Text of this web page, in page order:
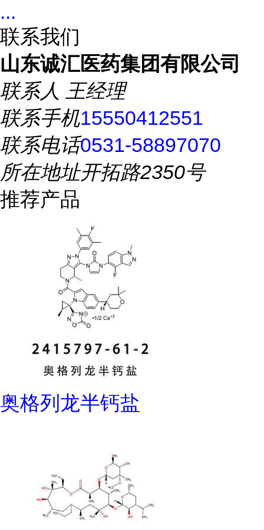
...
联系我们
山东诚汇医药集团有限公司
联系人 王经理
联系手机15550412551
联系电话0531-58897070
所在地址开拓路2350号
推荐产品
奥格列龙半钙盐